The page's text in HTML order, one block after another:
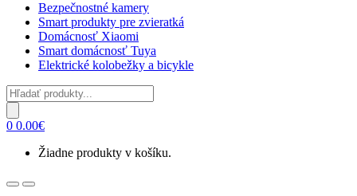
Bezpečnostné kamery
Smart produkty pre zvieratká
Domácnosť Xiaomi
Smart domácnosť Tuya
Elektrické kolobežky a bicykle
Products
search
0 0.00€
Žiadne produkty v košíku.
OpenClose